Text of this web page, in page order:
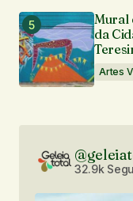
Mural
da
Artes
32.9k